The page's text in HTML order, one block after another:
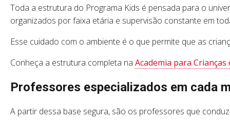
Toda a estrutura do Programa Kids é pensada para o
organizados por faixa etária e supervisão constante em
Esse cuidado com o ambiente é o que permite que as
Conheça a estrutura completa na Academia para
Professores especializados em cada
A partir dessa base segura, são os professores que